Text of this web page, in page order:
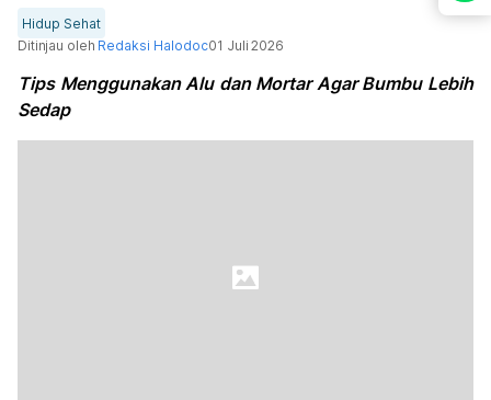
Hidup Sehat
Ditinjau oleh Redaksi Halodoc01 Juli 2026
Tips Menggunakan Alu dan Mortar Agar Bumbu Lebih
Sedap